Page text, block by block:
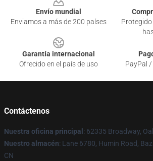
Envío mundial
Enviamos a más de 200 países
Garantía internacional
Ofrecido en el país de uso
PayPal
Contáctenos
Nuestra oficina principal : 62335 Broadway,
Nuestro almacén: Lane 6780, Humin Road,
CN